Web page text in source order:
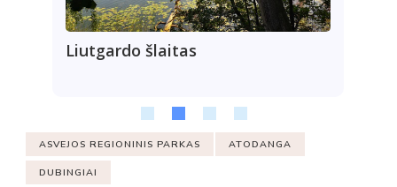
Liutgardo šlaitas
ASVEJOS REGIONINIS PARKAS ATODANGA
DUBINGIAI